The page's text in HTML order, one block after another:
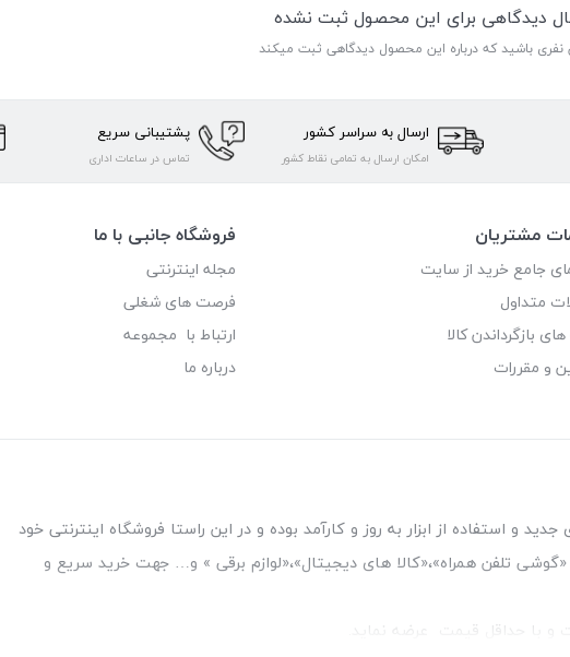
دیدگاهی برای این محصول ثبت نشده
نفری باشید که درباره این محصول دیدگاهی ثبت میکند
ارسال به سراسر کشور
امکان ارسال به تمامی نقاط کشور
پشتیبانی سریع
تماس در ساعات اداری
مشتریان
جامع خرید از سایت
متداول
بازگرداندن کالا
و مقررات
فروشگاه جانبی با ما
مجله اینترنتی
فرصت های شغلی
ارتباط با مجموعه
درباره ما
و استفاده از ابزار به روز و کارآمد بوده و در این راستا فروشگاه اینترنتی خود
«گوشی تلفن همراه»،«کالا های دیجیتال»،«لوازم برقی » و… جهت خرید سریع و
و با حداقل قیمت عرضه نماید.